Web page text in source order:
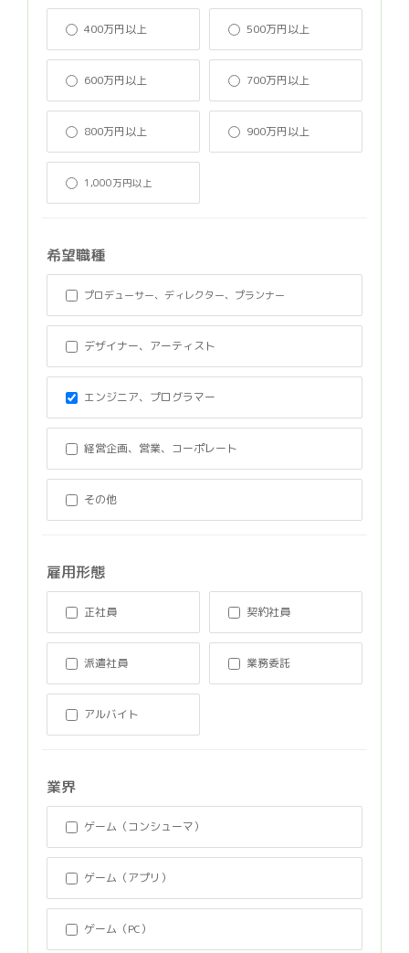
400万円以上 500万円以上
600万円以上 700万円以上
800万円以上 900万円以上
1,000万円以上
希望職種
プロデューサー、ディレクター、プランナー
デザイナー、アーティスト
エンジニア、プログラマー
経営企画、営業、コーポレート
その他
雇用形態
正社員 契約社員
派遣社員 業務委託
アルバイト
業界
ゲーム（コンシューマ）
ゲーム（アプリ）
ゲーム（PC）